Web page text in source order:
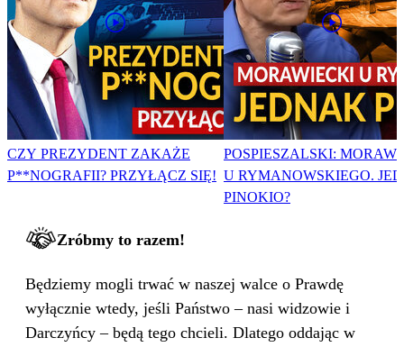
CZY PREZYDENT ZAKAŻE
P**NOGRAFII? PRZYŁĄCZ SIĘ!
POSPIESZALSKI:
U RYMANOWSKIEGO.
PINOKIO?
Zróbmy to razem!
Będziemy mogli trwać w naszej walce o Prawdę
wyłącznie wtedy, jeśli Państwo – nasi widzowie i
Darczyńcy – będą tego chcieli. Dlatego oddając w